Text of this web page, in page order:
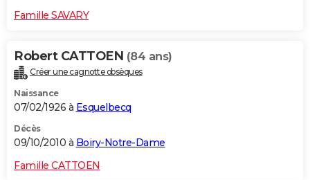
Famille SAVARY
Robert CATTOEN (84 ans)
Créer une cagnotte obsèques
Naissance
07/02/1926 à Esquelbecq
Décès
09/10/2010 à Boiry-Notre-Dame
Famille CATTOEN